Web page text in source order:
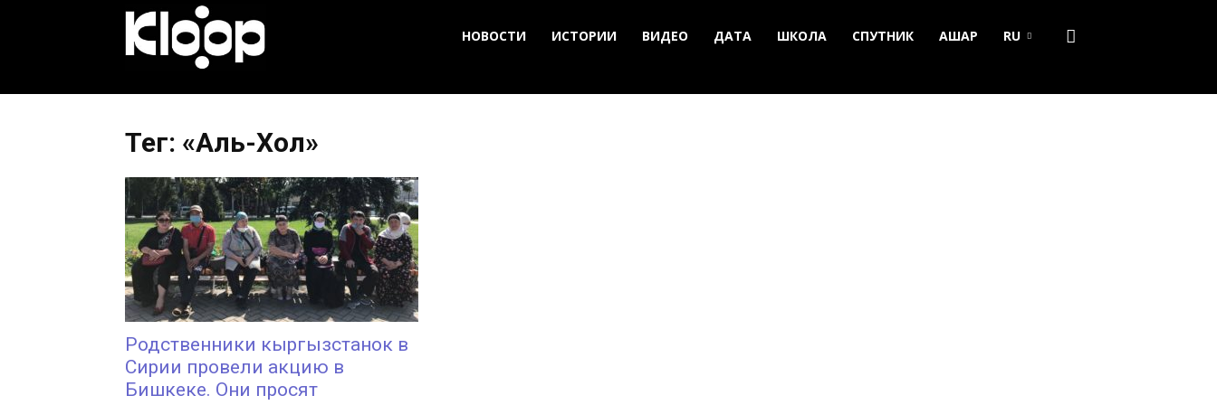
Новости
Кыргызстана
НОВОСТИ ИСТОРИИ ВИДЕО ДАТА ШКОЛА СПУТНИК АШАР RU
Тег: «Аль-Хол»
Родственники кыргызстанок в
Сирии провели акцию в
Бишкеке. Они просят